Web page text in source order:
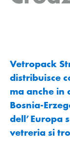
Vetropack
distribuisce
ma anche in
Bosnia-
dell’Europa
vetreria si